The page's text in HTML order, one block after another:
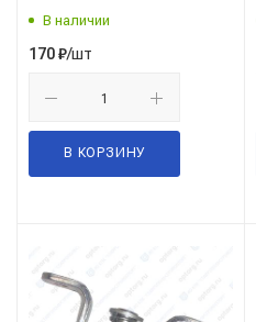
В наличии
170₽/шт
В КОРЗИНУ